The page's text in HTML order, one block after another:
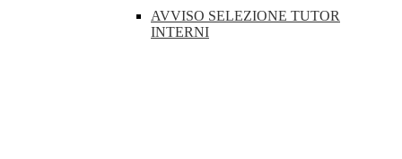
AVVISO SELEZIONE TUTOR
INTERNI